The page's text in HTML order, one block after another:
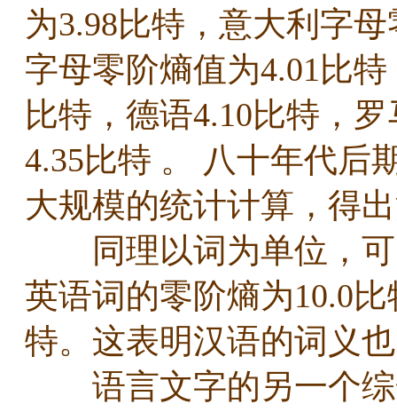
为3.98比特，意大利字
字母零阶熵值为4.01比
比特，德语4.10比特，
4.35比特 。 八十年代后
大规模的统计计算，得
同理以词为单位，可
英语词的零阶熵为10.0
特。这表明汉语的词义
语言文字的另一个综